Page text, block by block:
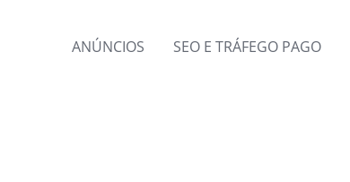
ANÚNCIOS SEO E TRÁFEGO PAGO